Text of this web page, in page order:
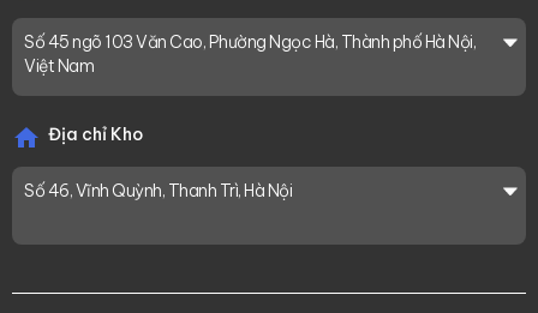
Không chỉ đẹp về hình thức mà còn tiện lợi trong ứng dụng,
hảo cho những ai yêu thích sự tối giản nhưng vẫn muốn
không gian sống thật nổi bật và cá tính. Liên hệ ngay
Newlando để được tư vấn và trải nghiệm sản phẩm trực
Số 45 ngõ 103 Văn Cao, Phường Ngọc Hà, Thành phố Hà Nội,
Việt Nam
Địa chỉ Kho
Số 46, Vĩnh Quỳnh, Thanh Trì, Hà Nội